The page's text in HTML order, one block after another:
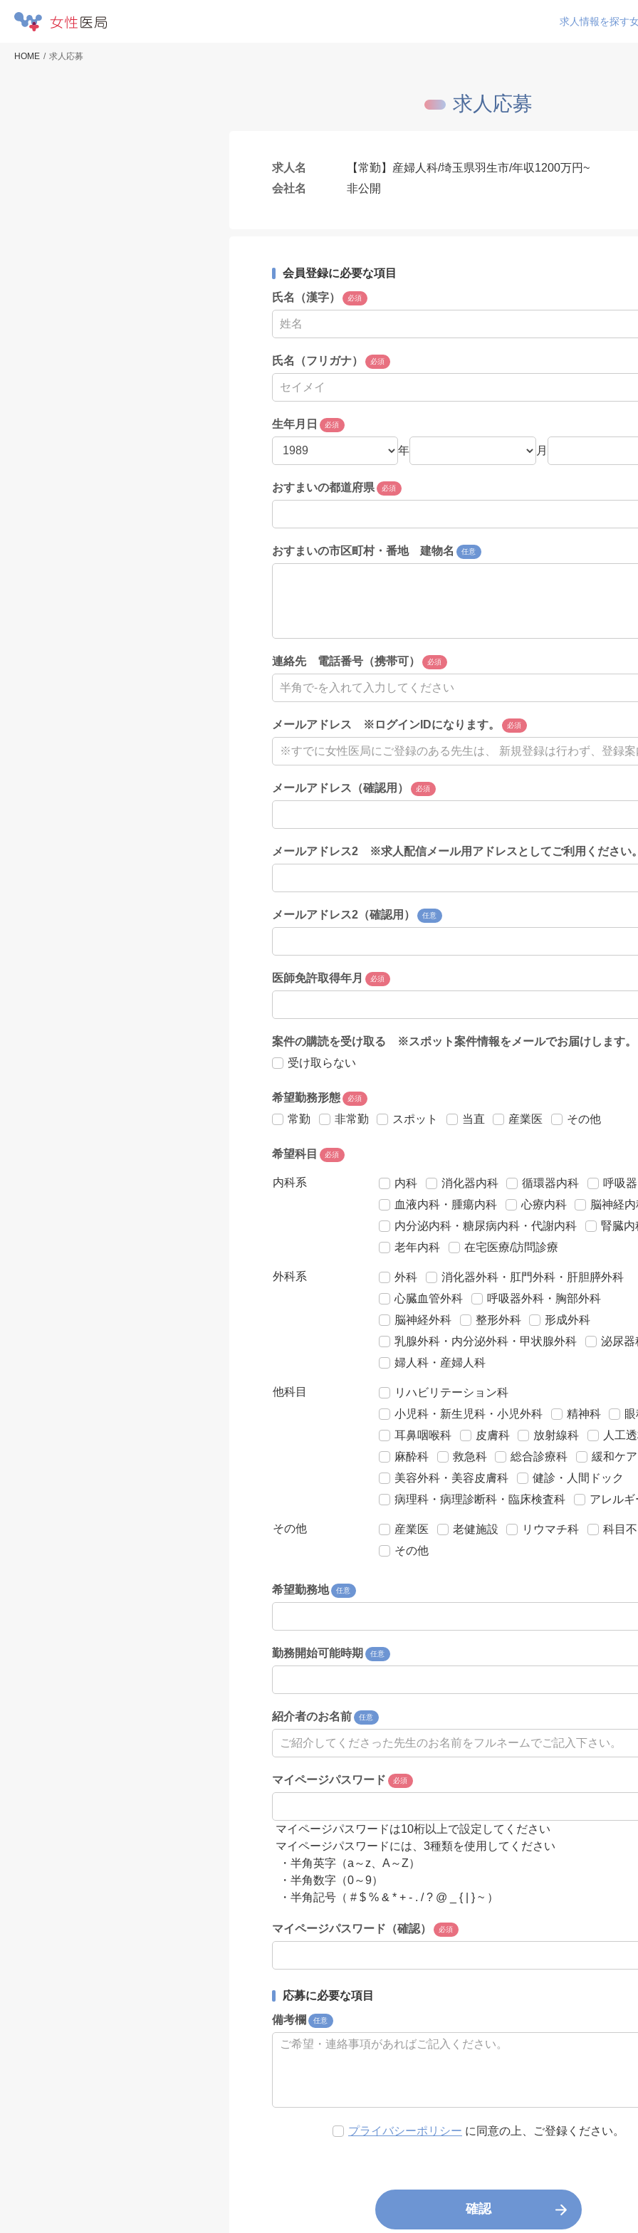
求人情報を探す
HOME 求人応募
求人応募
求人名
【常勤】産婦人科/埼玉県羽生市/年収1200万円~
会社名
非公開
会員登録に必要な項目
氏名（漢字）
必須
氏名（フリガナ） 必須
生年月日 必須
年 月
おすまいの都道府県 必須
おすまいの市区町村・番地 建物名 任意
連絡先 電話番号（携帯可） 必須
メールアドレス ※ログインIDになります。 必須
メールアドレス（確認用） 必須
メールアドレス2 ※求人配信メール用アドレスとしてご利用ください
メールアドレス2（確認用） 任意
医師免許取得年月 必須
案件の購読を受け取る ※スポット案件情報をメールでお届けします。
受け取らない
希望勤務形態 必須
常勤 非常勤 スポット 当直 産業医 その他
希望科目 必須
内科系 内科 消化器内科 循環器内科
呼吸
血液内科・腫瘍内科
心療内科
脳神経
内分泌内科・糖尿病内科・代謝内科
腎臓内
老年内科
在宅医療/訪問診療
外科系 外科
消化器外科・肛門外科・肝胆膵外科
心臓血管外科
呼吸器外科・胸部外科
脳神経外科
整形外科
形成外科
乳腺外科・内分泌外科・甲状腺外科
泌尿器
婦人科・産婦人科
他科目
リハビリテーション科
小児科・新生児科・小児外科
精神科
耳鼻咽喉科
皮膚科 放射線科
人工
麻酔科
救急科 総合診療科
緩和ケ
美容外科・美容皮膚科
健診・人間ドック
病理科・病理診断科・臨床検査科
アレルギ
その他 産業医 老健施設 リウマチ科
科目
その他
希望勤務地 任意
勤務開始可能時期 任意
紹介者のお名前 任意
マイページパスワード 必須
マイページパスワードは10桁以上で設定してください
マイページパスワードには、3種類を使用してください
・半角英字（a～z、A～Z）
・半角数字（0～9）
・半角記号（ # $ % & * + - . / ? @ _ { | } ~ ）
マイページパスワード（確認） 必須
応募に必要な項目
備考欄
任意
プライバシーポリシー に同意の上、ご登録ください。
確認